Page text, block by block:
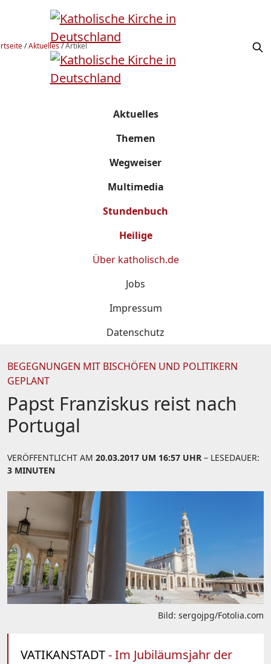
/Aktuelles/Artikel
Aktuelles
Themen
Wegweiser
Multimedia
Stundenbuch
Heilige
Über katholisch.de
Jobs
Impressum
Datenschutz
BEGEGNUNGEN MIT BISCHÖFEN UND POLITIKERN
GEPLANT
Papst Franziskus reist nach
Portugal
VERÖFFENTLICHT AM 20.03.2017 UM 16:57 UHR – LESEDAUER:
3 MINUTEN
Bild: sergojpg/Fotolia.com
VATIKANSTADT- Im Jubiläumsjahr der